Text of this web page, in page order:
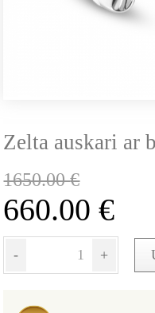
Zelta auskari ar
1650.00€
660.00€
- +